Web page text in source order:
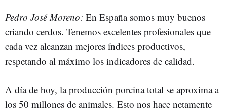
Pedro José Moreno: En España somos muy buenos
criando cerdos. Tenemos excelentes profesionales que
cada vez alcanzan mejores índices productivos,
respetando al máximo los indicadores de calidad.
A día de hoy, la producción porcina total se aproxima a
los 50 millones de animales. Esto nos hace netamente